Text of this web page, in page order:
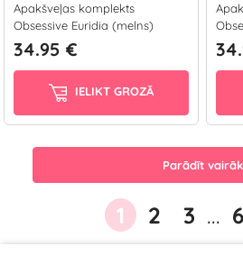
Apakšveļas komplekts
Obsessive Euridia (melns)
34.95 €
IELIKT GROZĀ
Parādīt vairāk
1 2 3 ... 6
Ievērībai: Yesyes.lv satur atklātu